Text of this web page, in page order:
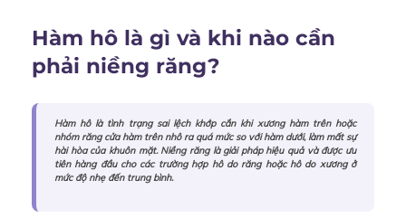
Hàm hô là gì và khi nào cần
phải niềng răng?
Hàm hô là tình trạng sai lệch khớp cắn khi xương hàm trên hoặc
nhóm răng cửa hàm trên nhô ra quá mức so với hàm dưới, làm mất sự
hài hòa của khuôn mặt. Niềng răng là giải pháp hiệu quả và được ưu
tiên hàng đầu cho các trường hợp hô do răng hoặc hô do xương ở
mức độ nhẹ đến trung bình.